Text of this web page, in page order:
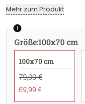
Mehr zum Produkt
1
Größe:100x70 cm
100x70 cm
79,99 €
69,99 €